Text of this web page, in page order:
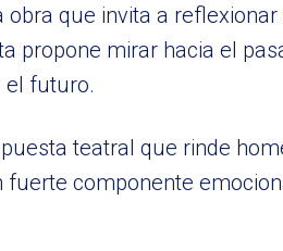
obra que invita a reflexionar
propone mirar hacia el
el futuro.
teatral que rinde
componente